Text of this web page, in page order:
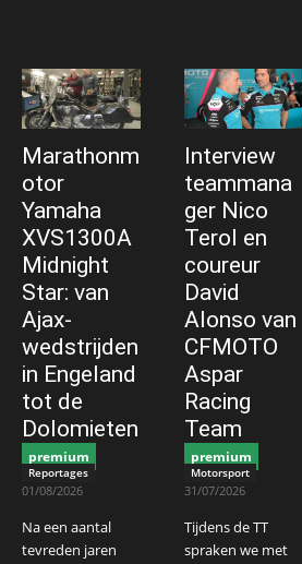
Marathonm
otor
Yamaha
XVS1300A
Midnight
Star: van
Ajax-
wedstrijden
in Engeland
tot de
Dolomieten
premium
Reportages
01/08/2026
Na een aantal
tevreden jaren
Interview
teammana
ger Nico
Terol en
coureur
David
Alonso van
CFMOTO
Aspar
Racing
Team
premium
Motorsport
31/07/2026
Tijdens de TT
spraken we met